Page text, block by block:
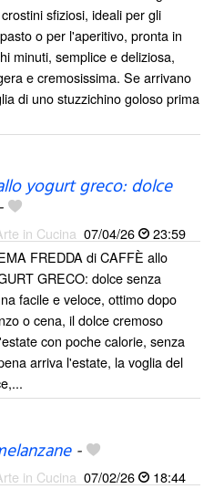
sfiziosi, ideali per gli
o per l'aperitivo, pronta in
minuti, semplice e deliziosa,
e cremosissima. Se arrivano
di uno stuzzichino goloso prima
yogurt greco: dolce
in Cucina 07/04/26
23:59
FREDDA di CAFFÈ allo
GRECO: dolce senza
facile e veloce, ottimo dopo
o cena, il dolce cremoso
con poche calorie, senza
arriva l'estate, la voglia del
-
in Cucina 07/02/26
18:44